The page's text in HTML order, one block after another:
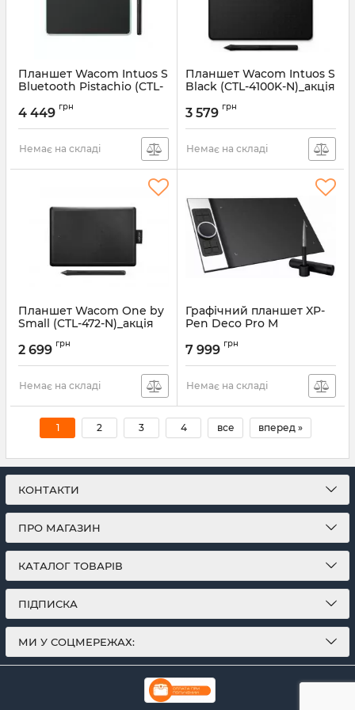
Планшет Wacom Intuos S
Bluetooth Pistachio (CTL-
Артикул: CTL-4100WLE-N_акция
4 449 грн
Немає на складі
Планшет Wacom Intuos S
Black (CTL-4100K-N)_акція
3 579 грн
Немає на складі
Планшет Wacom One by
Small (CTL-472-N)_акція
2 699 грн
Немає на складі
Графічний планшет XP-
Pen Deco Pro M
7 999 грн
Немає на складі
1 2 3 4 все вперед »
КОНТАКТИ
ПРО МАГАЗИН
КАТАЛОГ ТОВАРІВ
ПІДПИСКА
МИ У СОЦМЕРЕЖАХ: